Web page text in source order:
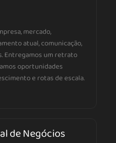
mercado,
atual, comunicação,
Entregamos um retrato
oportunidades
e rotas de escala.
de Negócios